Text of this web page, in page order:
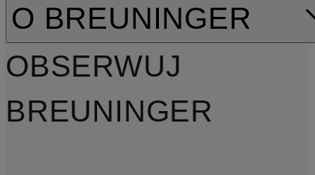
O BREUNINGER
OBSERWUJ
BREUNINGER